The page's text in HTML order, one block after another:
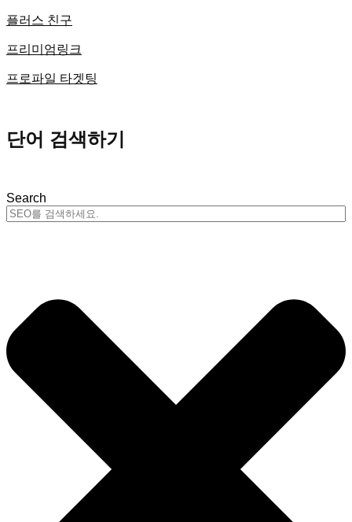
플러스 친구
프리미엄링크
프로파일 타겟팅
단어 검색하기
Search